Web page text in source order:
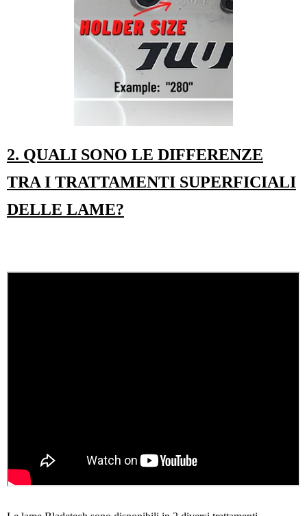
2. QUALI SONO LE DIFFERENZE
TRA I TRATTAMENTI SUPERFICIALI
DELLE LAME?